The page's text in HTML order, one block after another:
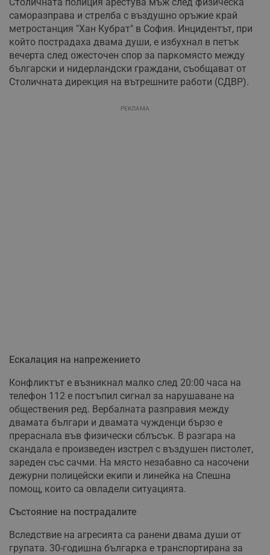
саморазправа и стрелба с въздушно оръжие край
метростанция "Хан Кубрат" в София. Инцидентът, при
който пострадаха двама души, е избухнал в петък
вечерта след ожесточен спор за паркомясто между
български и нидерландски граждани, съобщават от
Столичната дирекция на вътрешните работи (СДВР).
РЕКЛАМА
Ескалация на напрежението
Конфликтът е възникнал малко след 20:00 часа на
телефон 112 е постъпил сигнал за нарушаване на
обществения ред. Вербалната разправия между
двамата българи и двамата чужденци бързо е
прераснала във физически сблъсък. В разгара на
скандала е произведен изстрел с въздушен пистолет,
зареден със сачми. На място незабавно са насочени
дежурни полицейски екипи и линейка на Спешна
помощ, които са овладели ситуацията.
Състояние на пострадалите
Вследствие на агресията са ранени двама души от
групата. 30-годишна българка е транспортирана за